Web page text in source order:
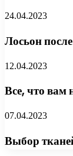
24.04.2023
Лосьон
12.04.2023
Все, что вам
07.04.2023
Выбор